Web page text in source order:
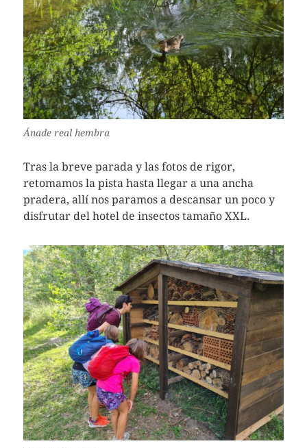
Ánade real hembra
Tras la breve parada y las fotos de rigor,
retomamos la pista hasta llegar a una ancha
pradera, allí nos paramos a descansar un poco y
disfrutar del hotel de insectos tamaño XXL.